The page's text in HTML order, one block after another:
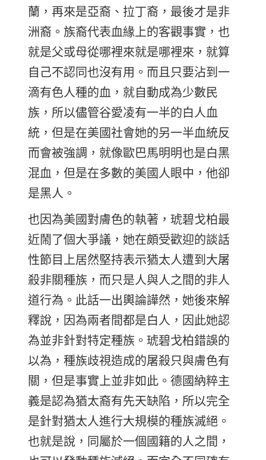
蘭，再來是亞裔、拉丁裔，最後才是非
洲裔。族裔代表血緣上的客觀事實，也
就是父或母從哪裡來就是哪裡來，就算
自己不認同也沒有用。而且只要沾到一
滴有色人種的血，就自動成為少數民
族，所以儘管谷愛凌有一半的白人血
統，但是在美國社會她的另一半血統反
而會被強調，就像歐巴馬明明也是白黑
混血，但是在多數的美國人眼中，他卻
是黑人。
也因為美國對膚色的執著，琥碧戈柏最
近鬧了個大爭議，她在頗受歡迎的談話
性節目上居然堅持表示猶太人遭到大屠
殺非關種族，而只是人與人之間的非人
道行為。此話一出輿論譁然，她後來解
釋說，因為兩者間都是白人，因此她認
為並非針對特定種族。琥碧戈柏錯誤的
以為，種族歧視造成的屠殺只與膚色有
關，但是事實上並非如此。德國納粹主
義是認為猶太裔有先天缺陷，所以完全
是針對猶太人進行大規模的種族滅絕。
也就是說，同屬於一個國籍的人之間，